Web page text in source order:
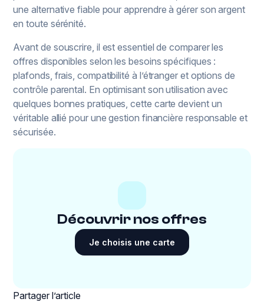
Découvrir nos offres
Je choisis une carte
Partager l’article
une alternative fiable pour apprendre à gérer son argent
en toute sérénité.
Avant de souscrire, il est essentiel de comparer les
offres disponibles selon les besoins spécifiques :
plafonds, frais, compatibilité à l’étranger et options de
contrôle parental. En optimisant son utilisation avec
quelques bonnes pratiques, cette carte devient un
véritable allié pour une gestion financière responsable et
sécurisée.